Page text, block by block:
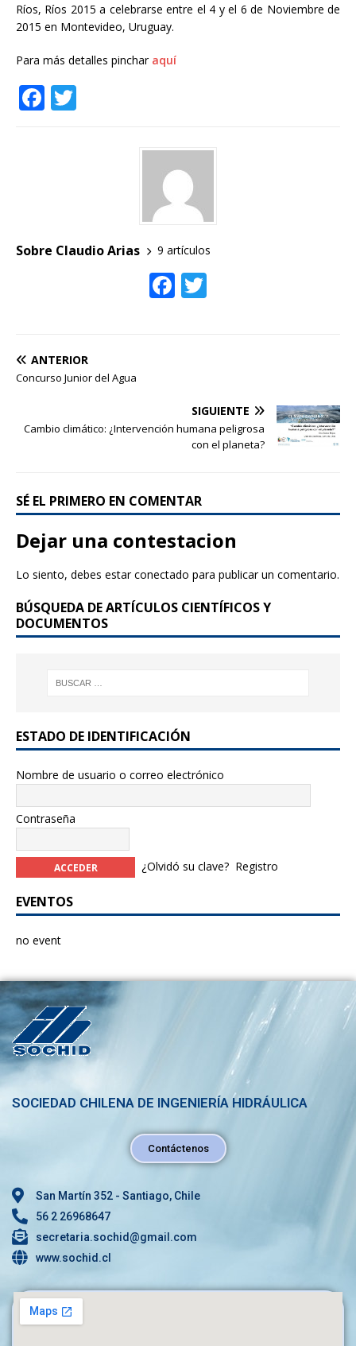
Ríos, Ríos 2015 a celebrarse entre el 4 y el 6 de Noviembre de
2015 en Montevideo, Uruguay.
Para más detalles pinchar aquí
F
o
Sobre Claudio Arias 9 artículos
F
o
k
ANTERIOR
Concurso Junior del Agua
SIGUIENTE
Cambio climático: ¿Intervención humana peligrosa
con el planeta?
SÉ EL PRIMERO EN COMENTAR
Dejar una contestacion
Lo siento, debes estarconectado para publicar un comentario.
BÚSQUEDA DE ARTÍCULOS CIENTÍFICOS Y
DOCUMENTOS
ESTADO DE IDENTIFICACIÓN
Nombre de usuario o correo electrónico
Contraseña
¿Olvidó su clave? Registro
EVENTOS
no event
SOCIEDAD CHILENA DE INGENIERÍA HIDRÁULICA
Contáctenos
San Martín 352 - Santiago, Chile
56 2 26968647
secretaria.sochid@gmail.com
www.sochid.cl